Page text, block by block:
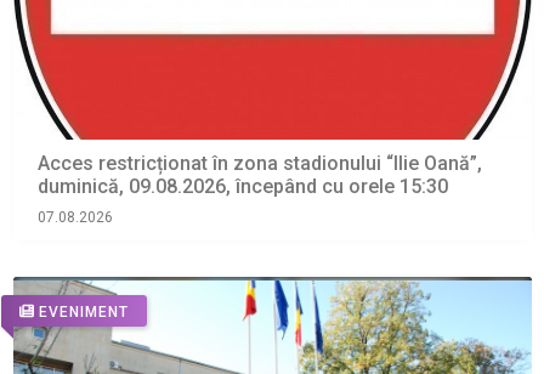
Acces restricționat în zona stadionului “Ilie Oană”,
duminică, 09.08.2026, începând cu orele 15:30
07.08.2026
EVENIMENT